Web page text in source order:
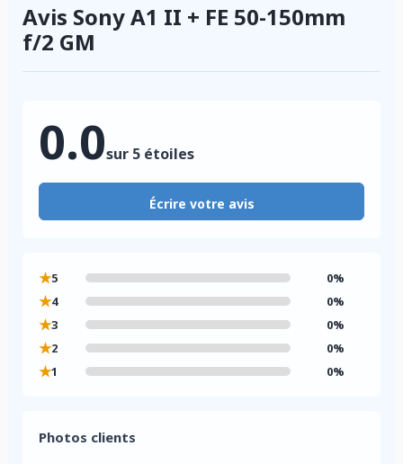
Avis Sony A1 II + FE 50-150mm
f/2 GM
0.0sur 5 étoiles
Écrire votre avis
★5 0%
★4 0%
★3 0%
★2 0%
★1 0%
Photos clients